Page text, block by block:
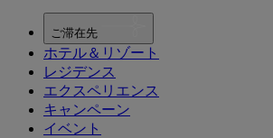
ご滞在先
ホテル＆リゾート
レジデンス
エクスペリエンス
キャンペーン
イベント